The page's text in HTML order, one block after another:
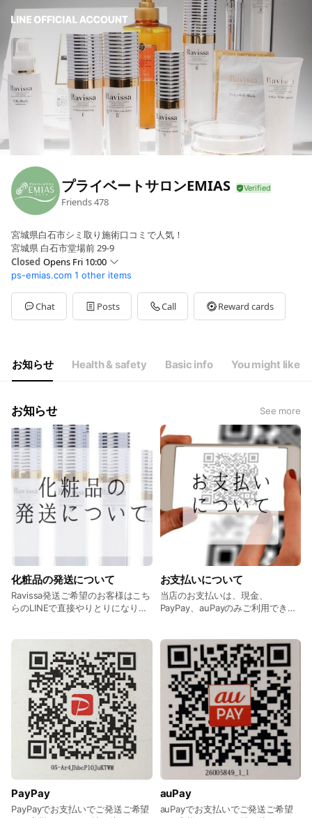
プライベートサロンEMIAS
Friends478
宮城県白石市シミ取り施術口コミで人気！
宮城県 白石市堂場前 29-9
Closed Opens Fri 10:00
Sun10:00 - 18:00
MonClosed
Tue10:00 - 20:00
Wed10:00 - 21:00
Sat10:00 - 20:00
月曜日定休日(祝日の場合翌火曜日定休日)
ps-emias.com 1 other items
Chat Posts Call Reward cards
お知らせ Health & safety Basic info You might like
お知らせ See more
化粧品の発送について
Ravissa発送ご希望のお客様はこち
らのLINEで直接やりとりになりま
のせたことのある方のみの発送と
させていただきます。 ・ほしい化
粧品の正しい品名もしくは写真 ・
個数 ・希望日時 など、ご連絡くだ
さいませ。 送料ですが、10,000円
以上お買い上げの場合、送料無料
とさせていただきます。 (振込手数
料はご負担となります) それ以下は
お客様ご負担となりますので、ご
了承ください。 ご入金が確認取れ
次第発送となります。 振込先は個
人のやりとりでご連絡差し上げま
す。 【お支払い方法】 ・
paypay(QRコード欄をご覧下さい)
お支払いについて
当店のお支払いは、現金、
PayPay、auPayのみご利用できま
PayPay
PayPayでお支払いでご発送ご希望
auPay
auPayでお支払いでご発送ご希望